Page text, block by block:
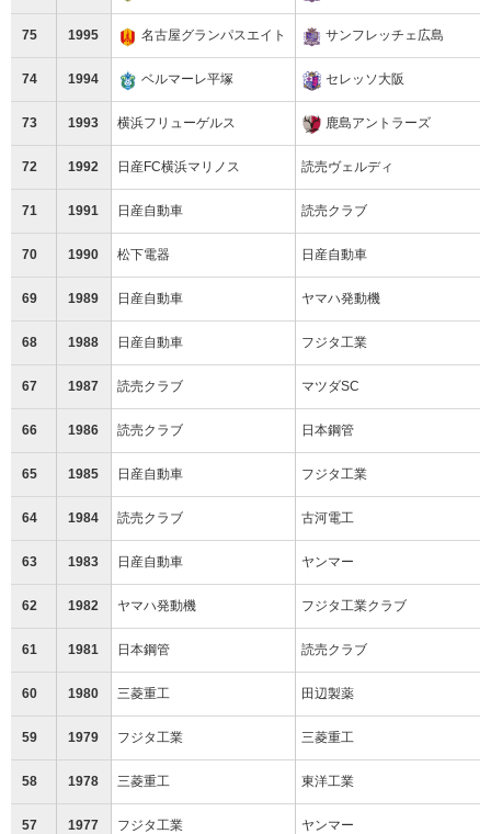
75 1995 名古屋グランパスエイト サンフレッチェ広島
74 1994 ベルマーレ平塚 セレッソ大阪
73 1993 横浜フリューゲルス 鹿島アントラーズ
72 1992 日産FC横浜マリノス 読売ヴェルディ
71 1991 日産自動車 読売クラブ
70 1990 松下電器 日産自動車
69 1989 日産自動車 ヤマハ発動機
68 1988 日産自動車 フジタ工業
67 1987 読売クラブ マツダSC
66 1986 読売クラブ 日本鋼管
65 1985 日産自動車 フジタ工業
64 1984 読売クラブ 古河電工
63 1983 日産自動車 ヤンマー
62 1982 ヤマハ発動機 フジタ工業クラブ
61 1981 日本鋼管 読売クラブ
60 1980 三菱重工 田辺製薬
59 1979 フジタ工業 三菱重工
58 1978 三菱重工 東洋工業
57 1977 フジタ工業 ヤンマー